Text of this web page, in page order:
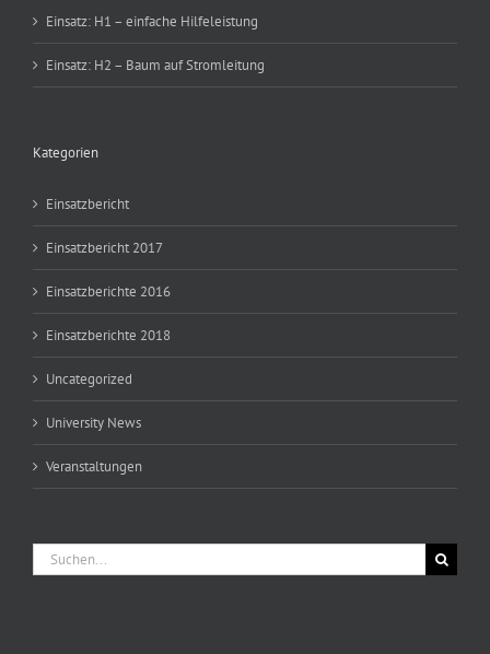
Einsatz: H1 – einfache Hilfeleistung
Einsatz: H2 – Baum auf Stromleitung
Kategorien
Einsatzbericht
Einsatzbericht 2017
Einsatzberichte 2016
Einsatzberichte 2018
Uncategorized
University News
Veranstaltungen
Suche
nach: